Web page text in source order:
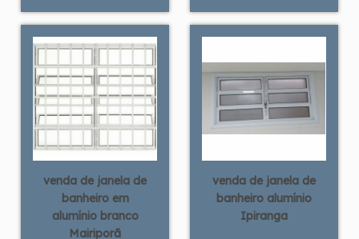
venda de janela de
banheiro em
alumínio branco
Mairiporã
venda de janela de
banheiro alumínio
Ipiranga